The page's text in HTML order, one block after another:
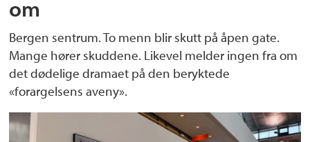
om
Bergen sentrum. To menn blir skutt på åpen gate.
Mange hører skuddene. Likevel melder ingen fra om
det dødelige dramaet på den beryktede
«forargelsens aveny».